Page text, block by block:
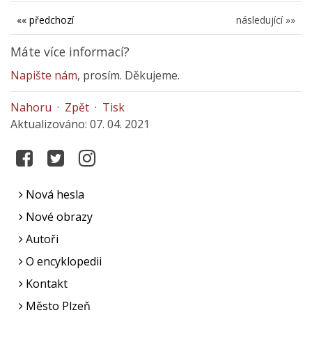
následující »»
«« předchozí
Máte více informací?
Napište nám, prosím. Děkujeme.
Nahoru · Zpět · Tisk
Aktualizováno: 07. 04. 2021
Nová hesla
Nové obrazy
Autoři
O encyklopedii
Kontakt
Město Plzeň